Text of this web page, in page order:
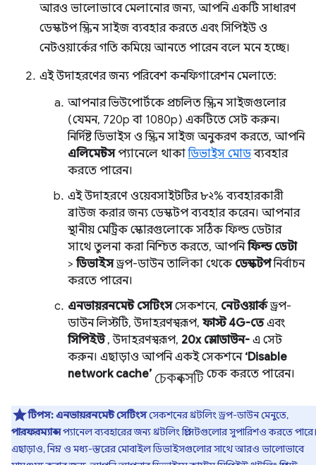
আরও ভালোভাবে মেলানোর জন্য, আপনি একটি সাধারণ
ডেস্কটপ স্ক্রিন সাইজ ব্যবহার করতে এবং সিপিইউ ও
নেটওয়ার্কের গতি কমিয়ে আনতে পারেন বলে মনে হচ্ছে।
এই উদাহরণের জন্য পরিবেশ কনফিগারেশন মেলাতে:
আপনার ভিউপোর্টকে প্রচলিত স্ক্রিন সাইজগুলোর
(যেমন, 720p বা 1080p) একটিতে সেট করুন।
নির্দিষ্ট ডিভাইস ও স্ক্রিন সাইজ অনুকরণ করতে, আপনি
এলিমেন্টসপ্যানেলে থাকাডিভাইস মোডব্যবহার
করতে পারেন।
এই উদাহরণে ওয়েবসাইটটির ৮২% ব্যবহারকারী
ব্রাউজ করার জন্য ডেস্কটপ ব্যবহার করেন। আপনার
স্থানীয় মেট্রিক স্কোরগুলোকে সঠিক ফিল্ড ডেটার
সাথে তুলনা করা নিশ্চিত করতে, আপনিফিল্ড ডেটা
>ডিভাইসড্রপ-ডাউন তালিকা থেকে ডেস্কটপনির্বাচন
করতে পারেন।
এনভায়রনমেন্ট সেটিংসসেকশনে, নেটওয়ার্কড্রপ-
ডাউন লিস্টটি, উদাহরণস্বরূপ, ফাস্ট 4G-তেএবং
সিপিইউ, উদাহরণস্বরূপ, 20x স্লোডাউন- এ সেট
করুন। এছাড়াও আপনি একই সেকশনে ‘Disable
network cache’ চেকবক্সটি চেক করতে পারেন।
টিপস:এনভায়রনমেন্ট সেটিংসসেকশনের থ্রটলিং ড্রপ-ডাউন মেনুতে,
পারফরম্যান্সপ্যানেল ব্যবহারের জন্য থ্রটলিং প্রিসেটগুলোর সুপারিশও করতে পারে।
এছাড়াও, নিম্ন ও মধ্য-স্তরের মোবাইল ডিভাইসগুলোর সাথে আরও ভালোভাবে